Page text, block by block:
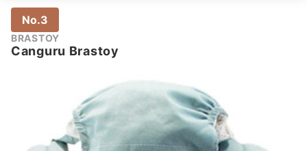
No.3
BRASTOY
Canguru Brastoy